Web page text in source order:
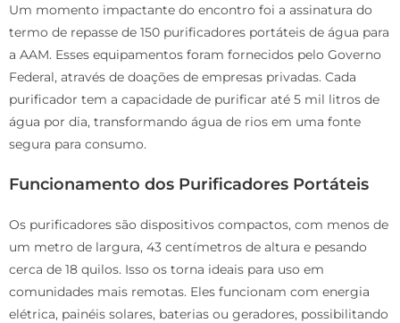
Um momento impactante do encontro foi a assinatura do
termo de repasse de 150 purificadores portáteis de água para
a AAM. Esses equipamentos foram fornecidos pelo Governo
Federal, através de doações de empresas privadas. Cada
purificador tem a capacidade de purificar até 5 mil litros de
água por dia, transformando água de rios em uma fonte
segura para consumo.
Funcionamento dos Purificadores Portáteis
Os purificadores são dispositivos compactos, com menos de
um metro de largura, 43 centímetros de altura e pesando
cerca de 18 quilos. Isso os torna ideais para uso em
comunidades mais remotas. Eles funcionam com energia
elétrica, painéis solares, baterias ou geradores, possibilitando